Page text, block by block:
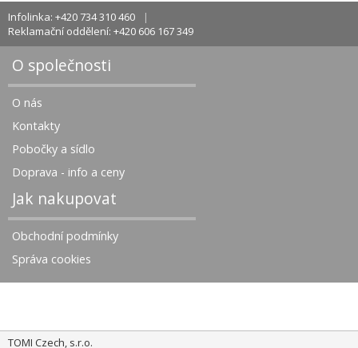
Infolinka: +420 734 310 460
Reklamační oddělení: +420 606 167 349
O společnosti
O nás
Kontakty
Pobočky a sídlo
Doprava - info a ceny
Jak nakupovat
Obchodní podmínky
Správa cookies
TOMI Czech, s.r.o.